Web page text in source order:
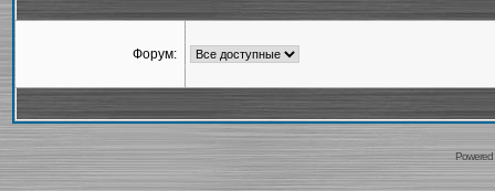
Форум: